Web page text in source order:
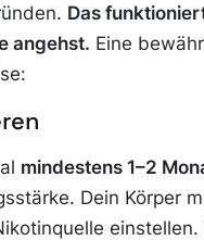
Das
angehst. Eine
mindestens 1–2
Dein Körper
einstellen.